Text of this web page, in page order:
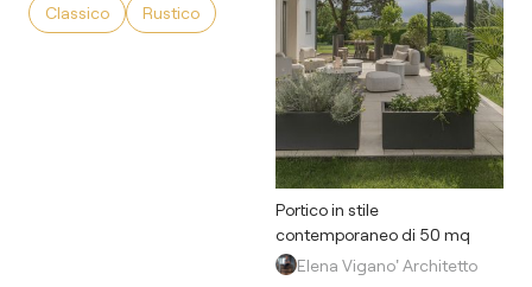
Classico Rustico
Portico in stile
contemporaneo di 50 mq
Elena Vigano' Architetto